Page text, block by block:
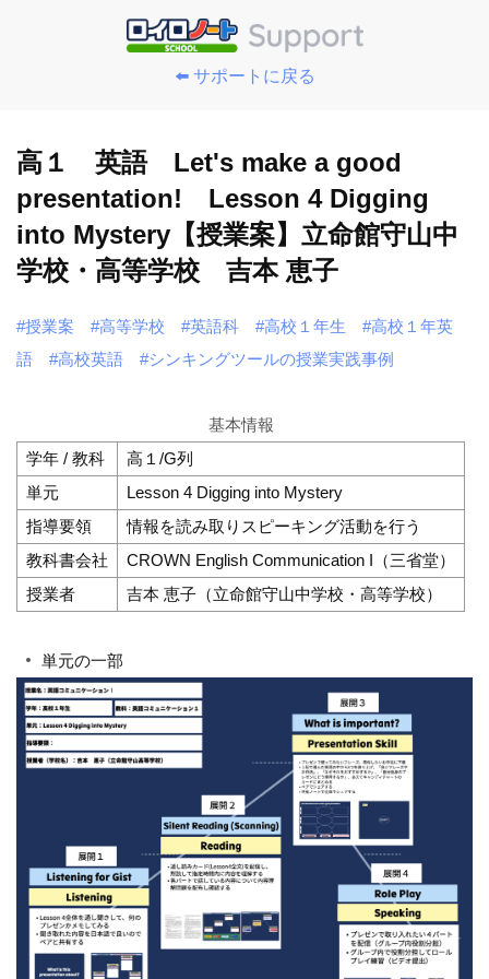
⬅️ サポートに戻る
高１ 英語 Let's make a good
presentation! Lesson 4 Digging
into Mystery【授業案】立命館守山中
学校・高等学校 吉本 恵子
#授業案 #高等学校 #英語科 #高校１年生
#高校１年英
語
#高校英語 #シンキングツールの授業実践事例
基本情報
学年 / 教科
高１/G列
単元
Lesson 4 Digging into Mystery
指導要領
情報を読み取りスピーキング活動を行う
教科書会社
CROWN English Communication I（三省堂）
授業者
吉本 恵子（立命館守山中学校・高等学校）
単元の一部